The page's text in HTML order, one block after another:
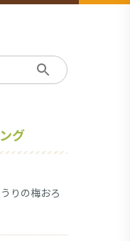
グ
りの梅おろ